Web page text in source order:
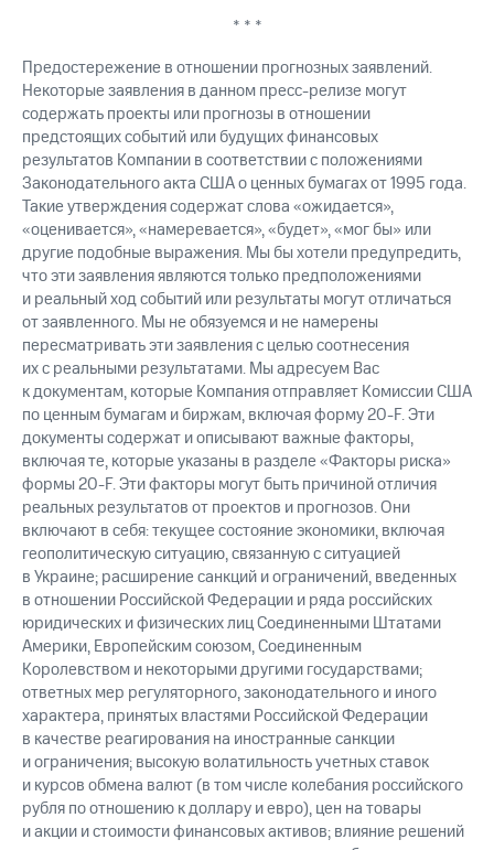
* * *
Предостережение в отношении прогнозных заявлений.
Некоторые заявления в данном пресс-релизе могут
содержать проекты или прогнозы в отношении
предстоящих событий или будущих финансовых
результатов Компании в соответствии с положениями
Законодательного акта США о ценных бумагах от 1995 года.
Такие утверждения содержат слова «ожидается»,
«оценивается», «намеревается», «будет», «мог бы» или
другие подобные выражения. Мы бы хотели предупредить,
что эти заявления являются только предположениями
и реальный ход событий или результаты могут отличаться
от заявленного. Мы не обязуемся и не намерены
пересматривать эти заявления с целью соотнесения
их с реальными результатами. Мы адресуем Вас
к документам, которые Компания отправляет Комиссии США
по ценным бумагам и биржам, включая форму 20-F. Эти
документы содержат и описывают важные факторы,
включая те, которые указаны в разделе «Факторы риска»
формы 20-F. Эти факторы могут быть причиной отличия
реальных результатов от проектов и прогнозов. Они
включают в себя: текущее состояние экономики, включая
геополитическую ситуацию, связанную с ситуацией
в Украине; расширение санкций и ограничений, введенных
в отношении Российской Федерации и ряда российских
юридических и физических лиц Соединенными Штатами
Америки, Европейским союзом, Соединенным
Королевством и некоторыми другими государствами;
ответных мер регуляторного, законодательного и иного
характера, принятых властями Российской Федерации
в качестве реагирования на иностранные санкции
и ограничения; высокую волатильность учетных ставок
и курсов обмена валют (в том числе колебания российского
рубля по отношению к доллару и евро), цен на товары
и акции и стоимости финансовых активов; влияние решений